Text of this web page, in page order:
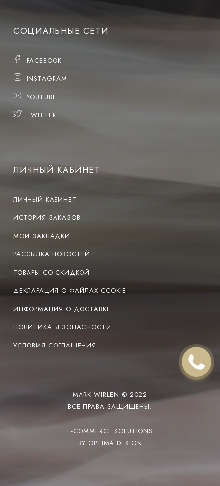
СОЦИАЛЬНЫЕ СЕТИ
FACEBOOK
INSTAGRAM
YOUTUBE
TWITTER
ЛИЧНЫЙ КАБИНЕТ
ЛИЧНЫЙ КАБИНЕТ
ИСТОРИЯ ЗАКАЗОВ
МОИ ЗАКЛАДКИ
РАССЫЛКА НОВОСТЕЙ
ТОВАРЫ СО СКИДКОЙ
ДЕКЛАРАЦИЯ О ФАЙЛАХ COOKIE
ИНФОРМАЦИЯ О ДОСТАВКЕ
ПОЛИТИКА БЕЗОПАСНОСТИ
УСЛОВИЯ СОГЛАШЕНИЯ
MARK WIRLEN © 2022
ВСЕ ПРАВА ЗАЩИЩЕНЫ.
E-COMMERCE SOLUTIONS
BY OPTIMA DESIGN